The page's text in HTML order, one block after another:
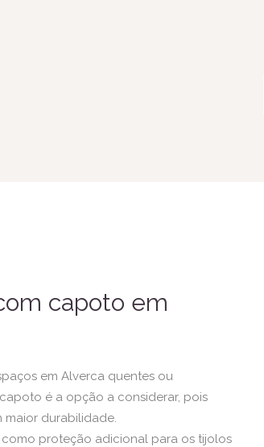
capoto em
em Alverca quentes ou
é a opção a considerar, pois
maior durabilidade.
proteção adicional para os tijolos